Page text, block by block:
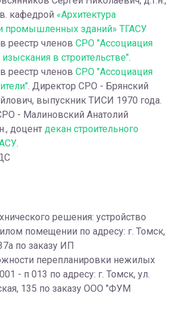
кафедрой «Архитектура
промышленных зданий» ТГАСУ
реестр членов СРО "Ассоциация
в строительстве".
реестр членов СРО "Ассоциация
. Директор СРО - Брянский
выпускник ТИСИ 1970 года.
- Малиновский Анатолий
доцент декан строительного
.
решения: устройство
помещении по адресу: г. Томск,
по заказу ИП
перепланировки нежилых
- п 013 по адресу: г. Томск, ул.
135 по заказу ООО "ФУМ